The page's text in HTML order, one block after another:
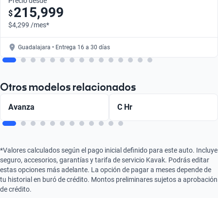
$215,999
$4,299 /mes*
Guadalajara • Entrega 16 a 30 días
Otros modelos relacionados
Avanza C Hr
*Valores calculados según el pago inicial definido para este auto. Incluye
seguro, accesorios, garantías y tarifa de servicio Kavak. Podrás editar
estas opciones más adelante. La opción de pagar a meses depende de
tu historial en buró de crédito. Montos preliminares sujetos a aprobación
de crédito.